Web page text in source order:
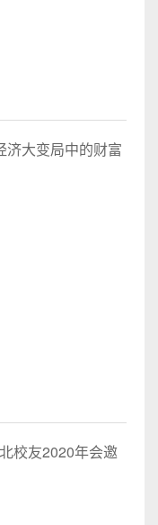
济大变局中的财富
校友2020年会邀